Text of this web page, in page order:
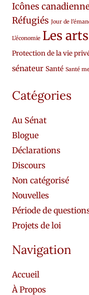
Icônes
Réfugiés Jour de
L'économie Les
Protection de la vie
sénateur Santé Santé
Catégories
Au Sénat
Blogue
Déclarations
Discours
Non catégorisé
Nouvelles
Période de
Projets de loi
Navigation
Accueil
À Propos